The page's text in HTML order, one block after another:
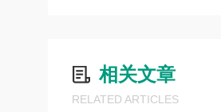
相关文章
RELATED ARTICLES